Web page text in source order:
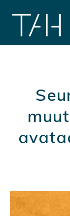
sisältöön